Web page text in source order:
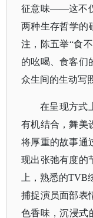
征意味——这不
两种生存哲学的
注，陈五举“食
的吆喝、食客们
众生间的生动写
在呈现方式
有机结合，舞美
将厚重的故事通
现出张弛有度的
上，熟悉的TVB
捕捉演员面部表
色香味，沉浸式